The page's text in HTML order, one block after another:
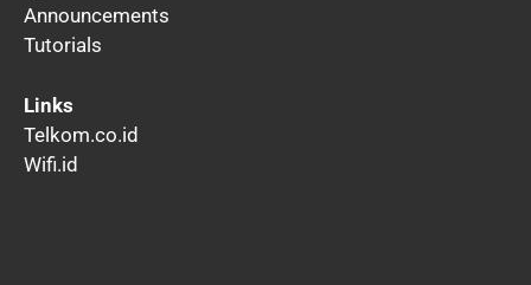
Announcements
Tutorials
Links
Telkom.co.id
Wifi.id